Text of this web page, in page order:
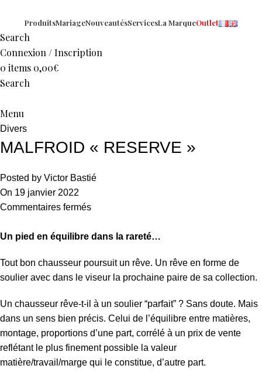
ProduitsMariageNouveautésServicesLa MarqueOutlet
Search
Connexion / Inscription
0 items 0,00€
Search
Menu
Divers
MALFROID « RESERVE »
Posted by Victor Bastié
On 19 janvier 2022
Commentaires fermés
Un pied en équilibre dans la rareté…
Tout bon chausseur poursuit un rêve. Un rêve en forme de
soulier avec dans le viseur la prochaine paire de sa collection.
Un chausseur rêve-t-il à un soulier “parfait” ? Sans doute. Mais
dans un sens bien précis. Celui de l’équilibre entre matières,
montage, proportions d’une part, corrélé à un prix de vente
reflétant le plus finement possible la valeur
matière/travail/marge qui le constitue, d’autre part.